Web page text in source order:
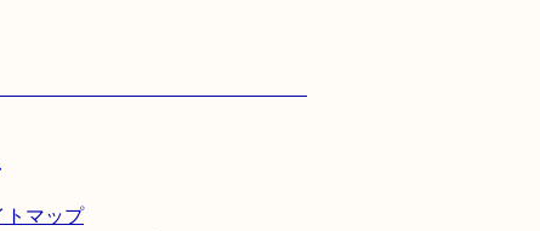
トマップ